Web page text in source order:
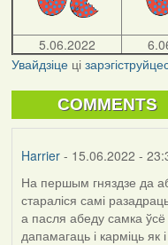
5.06.2022
Увайдзіцеці
COMMENTS
Harrier- 15.06.2022 -
На першым гняздзе да
стараліся самі
а пасля абеду самка
дапамагаць і карміць як